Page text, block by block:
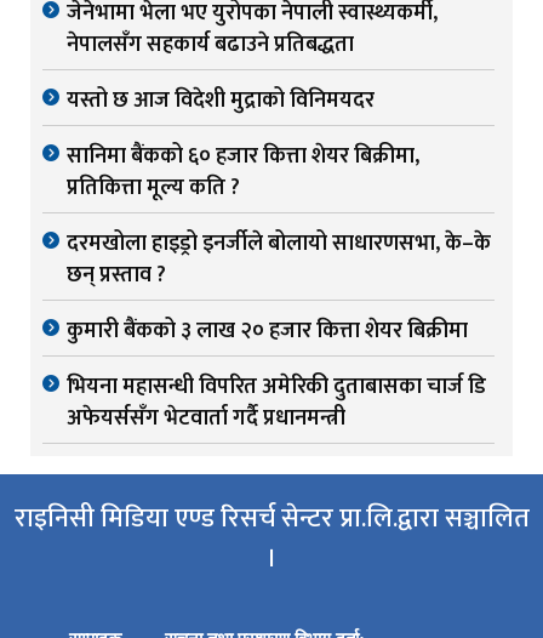
जेनेभामा भेला भए युरोपका नेपाली स्वास्थ्यकर्मी,
नेपालसँग सहकार्य बढाउने प्रतिबद्धता
यस्तो छ आज विदेशी मुद्राको विनिमयदर
सानिमा बैंकको ६० हजार कित्ता शेयर बिक्रीमा,
प्रतिकित्ता मूल्य कति ?
दरमखोला हाइड्रो इनर्जीले बोलायो साधारणसभा, के–के
छन् प्रस्ताव ?
कुमारी बैंकको ३ लाख २० हजार कित्ता शेयर बिक्रीमा
भियना महासन्धी विपरित अमेरिकी दुताबासका चार्ज डि
अफेयर्ससँग भेटवार्ता गर्दै प्रधानमन्त्री
राइनिसी मिडिया एण्ड रिसर्च सेन्टर प्रा.लि.द्वारा सञ्चालित
।